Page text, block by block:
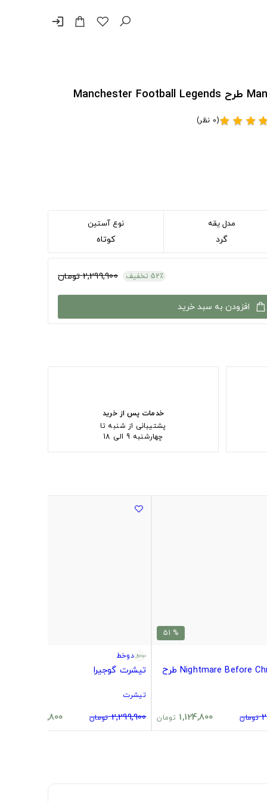
login
star
star
star(0 نظر)
مدل یقه
گرد
نوع آستین
کوتاه
52٪ تخفیف 2,299,900 تومان
افزودن به سبد خرید
خدمات پس از خرید
پشتیبانی از شنبه تا
چهارشنبه 9 الی 18
% 51
Nightmare Before Christmas طرح
تومان 1,124,800 تومان
دوخط
تیشرت گوجیرا
تیشرت
2,299,900 تومان 1,124,800